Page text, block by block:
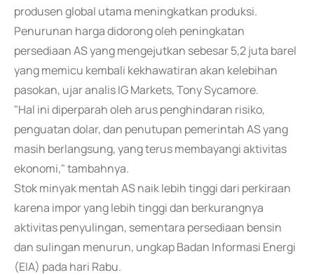
produsen global utama meningkatkan produksi.
Penurunan harga didorong oleh peningkatan
persediaan AS yang mengejutkan sebesar 5,2 juta barel
yang memicu kembali kekhawatiran akan kelebihan
pasokan, ujar analis IG Markets, Tony Sycamore.
"Hal ini diperparah oleh arus penghindaran risiko,
penguatan dolar, dan penutupan pemerintah AS yang
masih berlangsung, yang terus membayangi aktivitas
ekonomi," tambahnya.
Stok minyak mentah AS naik lebih tinggi dari perkiraan
karena impor yang lebih tinggi dan berkurangnya
aktivitas penyulingan, sementara persediaan bensin
dan sulingan menurun, ungkap Badan Informasi Energi
(EIA) pada hari Rabu.